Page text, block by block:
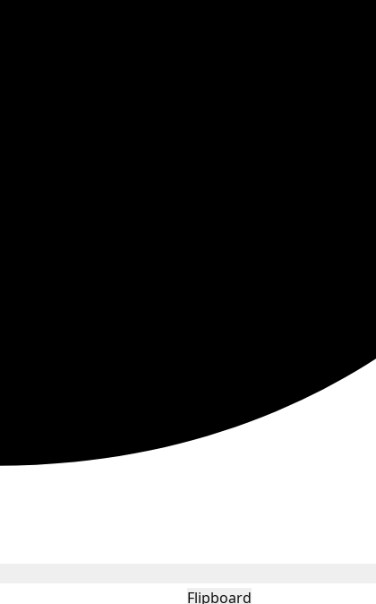
Flipboard